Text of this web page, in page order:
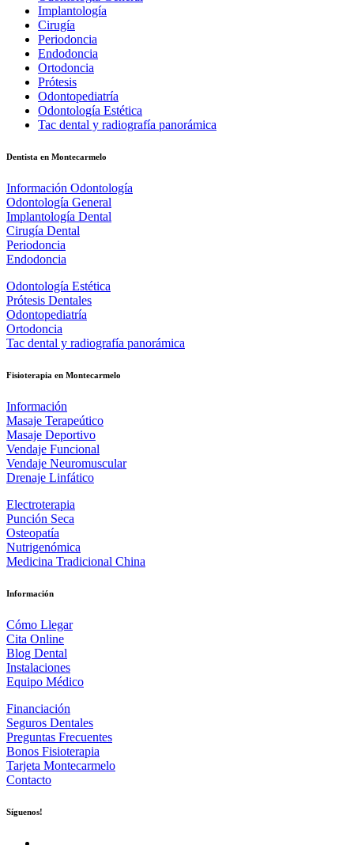
Implantología
Cirugía
Periodoncia
Endodoncia
Ortodoncia
Prótesis
Odontopediatría
Odontología Estética
Tac dental y radiografía panorámica
Dentista en Montecarmelo
Información Odontología
Odontología General
Implantología Dental
Cirugía Dental
Periodoncia
Endodoncia
Odontología Estética
Prótesis Dentales
Odontopediatría
Ortodoncia
Tac dental y radiografía panorámica
Fisioterapia en Montecarmelo
Información
Masaje Terapeútico
Masaje Deportivo
Vendaje Funcional
Vendaje Neuromuscular
Drenaje Linfático
Electroterapia
Punción Seca
Osteopatía
Nutrigenómica
Medicina Tradicional China
Información
Cómo Llegar
Cita Online
Blog Dental
Instalaciones
Equipo Médico
Financiación
Seguros Dentales
Preguntas Frecuentes
Bonos Fisioterapia
Tarjeta Montecarmelo
Contacto
Síguenos!